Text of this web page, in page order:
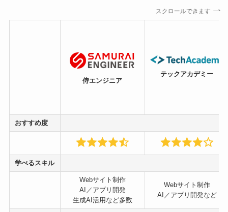
スクロールできます
侍エンジニア
テックアカデミー
おすすめ度
学べるスキル
Webサイト制作
AI／アプリ開発
生成AI活用など多数
Webサイト制作
AI／アプリ開発など